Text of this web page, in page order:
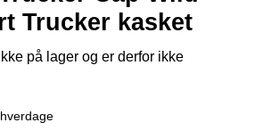
Trucker kasket
på lager og er derfor ikke